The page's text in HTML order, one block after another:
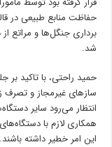
برداری جنگل‌ها و مراتع
شد.
حمید راحتی، با تاکید
ساز‌های غیرمجاز و تصرف
انتظار می‌رود سایر
همکاری لازم با
این امر خطیر داشته باشند.